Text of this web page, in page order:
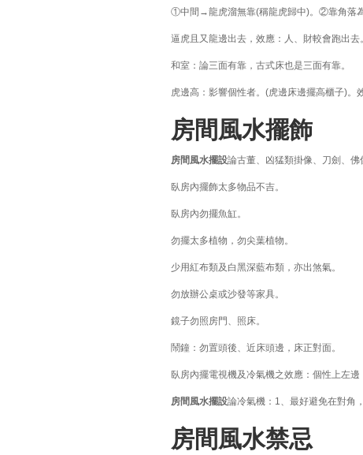
①中間→龍虎溜無靠(稱龍虎歸中)。②靠角落
逼虎且又龍邊出去，效應：人、財較會跑出去。
和室：論三面有靠，古式床也是三面有靠。
虎邊高：影響個性者。(虎邊床邊擺高櫃子)
房間風水擺飾
房間風水擺設論古董、凶猛類掛像、刀劍、佛
臥房內擺飾太多物品不吉。
臥房內勿擺魚缸。
勿擺太多植物，勿尖葉植物。
少用紅布類及白黑深藍布類，亦出煞氣。
勿放辦公桌或沙發等家具。
鏡子勿照房門、照床。
鬧鐘：勿置頭後、近床頭邊，床正對面。
臥房內擺電視機及冷氣機之效應：個性上左
房間風水擺設論冷氣機：1、最好避免在對角
房間風水禁忌